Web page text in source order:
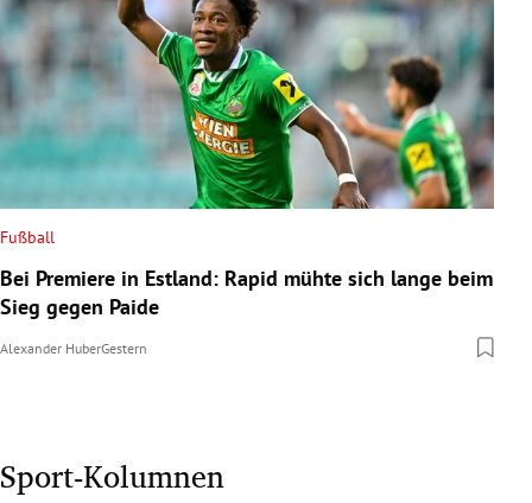
Fußball
Bei Premiere in Estland: Rapid mühte sich lange beim
Sieg gegen Paide
Alexander HuberGestern
Sport-Kolumnen